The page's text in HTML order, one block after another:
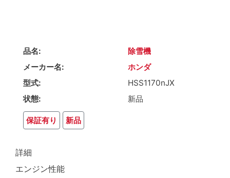
品名
除雪機
メーカー名
ホンダ
型式
HSS1170nJX
状態
新品
保証有り 新品
詳細
エンジン性能